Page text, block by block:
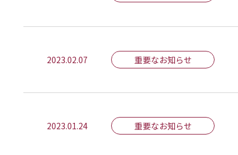
2023.02.07 重要なお知らせ
2023.01.24 重要なお知らせ